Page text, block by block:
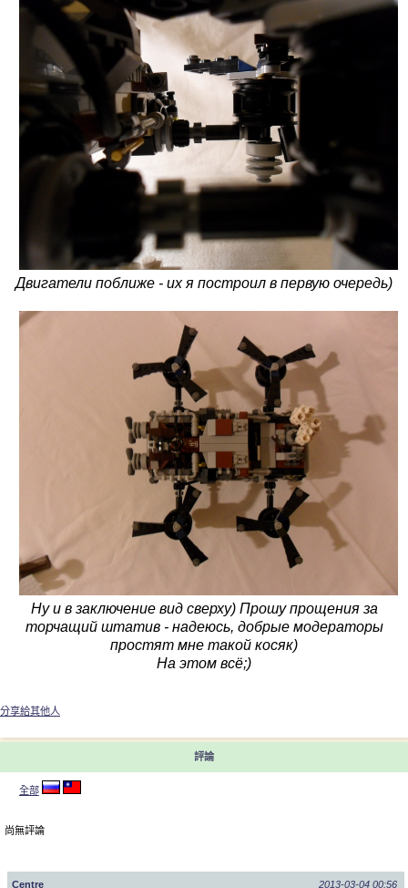
Двигатели поближе - их я построил в первую очередь)
Ну и в заключение вид сверху) Прошу прощения за
торчащий штатив - надеюсь, добрые модераторы
простят мне такой косяк)
На этом всё;)
分享給其他人
評論
全部
尚無評論
Centre 2013-03-04 00:56